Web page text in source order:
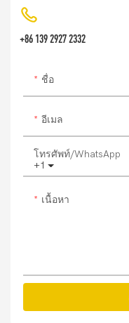
+86 139 2927 2332
ชื่อ
อีเมล
+1
โทรศัพท์/WhatsApp
เนื้อหา